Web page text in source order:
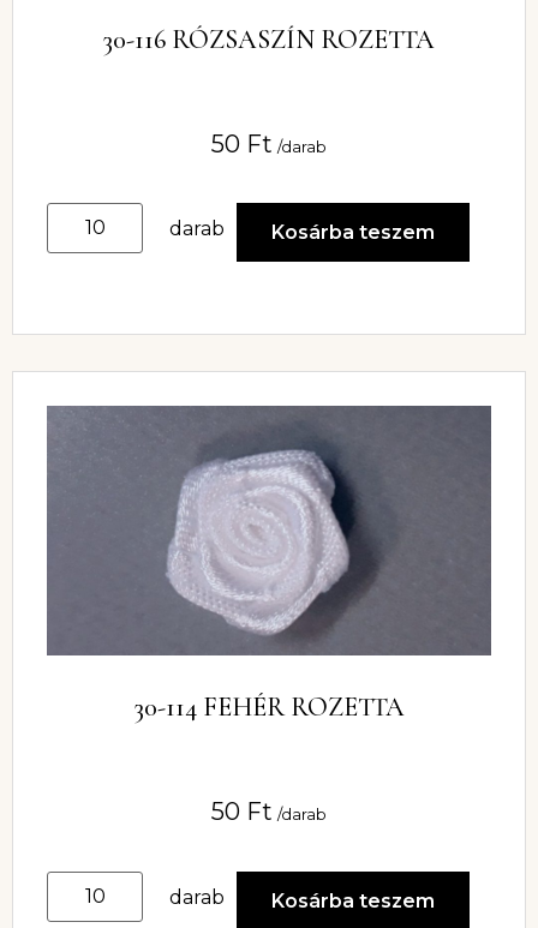
30-116 RÓZSASZÍN ROZETTA
50 Ft /darab
darab Kosárba teszem
30-114 FEHÉR ROZETTA
50 Ft /darab
darab Kosárba teszem